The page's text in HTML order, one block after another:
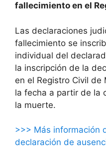
fallecimiento en el
Las declaraciones
fallecimiento se
individual del
la inscripción de la
en el Registro Civil de
la fecha a partir de la
la muerte.
>>> Más información
declaración de